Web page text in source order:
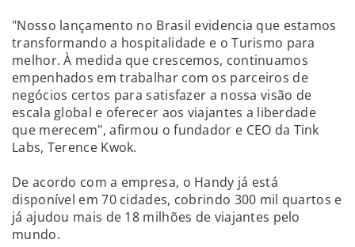
"Nosso lançamento no Brasil evidencia que estamos
transformando a hospitalidade e o Turismo para
melhor. À medida que crescemos, continuamos
empenhados em trabalhar com os parceiros de
negócios certos para satisfazer a nossa visão de
escala global e oferecer aos viajantes a liberdade
que merecem", afirmou o fundador e CEO da Tink
Labs, Terence Kwok.
De acordo com a empresa, o Handy já está
disponível em 70 cidades, cobrindo 300 mil quartos e
já ajudou mais de 18 milhões de viajantes pelo
mundo.